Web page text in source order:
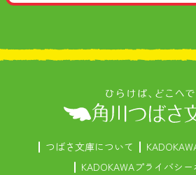
つばさ文庫について
KADOKAWAプライバシ